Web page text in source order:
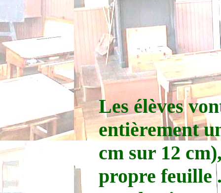
Les élèves
entièrement
cm sur 12
propre feuille